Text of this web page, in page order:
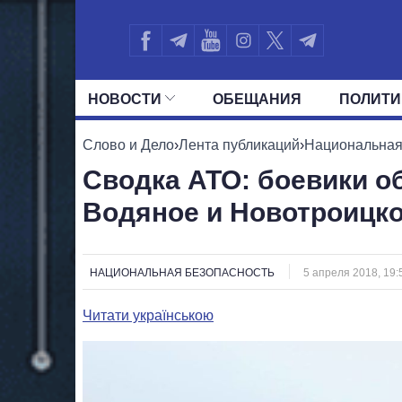
НОВОСТИ ОБЕЩАНИЯ
ВСЕ ПОЛИТИКИ ПРЕЗИДЕНТ И
Слово и Дело›Лента публикаций›
Сводка АТО: боевики
Водяное и
НАЦИОНАЛЬНАЯ БЕЗОПАСНОСТЬ 5 апреля 2018,
Читати українською